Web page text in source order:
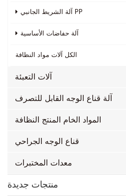
آلة الشريط الجانبي PP
آلة حفاضات الأساسية
الكل آلات مواد النظافة
آلات التعبئة
آلة قناع الوجه القابل للتصرف
المواد الخام المنتج النظافة
قناع الوجه الجراحي
معدات المختبرات
منتجات جديدة